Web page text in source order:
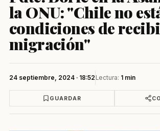
la ONU: "Chile no
condiciones de
migración"
24 septiembre, 2024 · 18:52 Lectura: 1 min
GUARDAR